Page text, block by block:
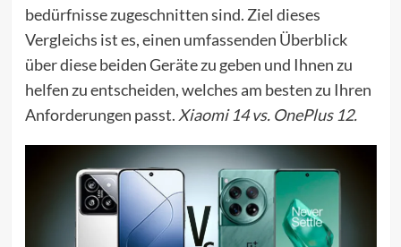
bedürfnisse zugeschnitten sind. Ziel dieses
Vergleichs ist es, einen umfassenden Überblick
über diese beiden Geräte zu geben und Ihnen zu
helfen zu entscheiden, welches am besten zu Ihren
Anforderungen passt. Xiaomi 14 vs. OnePlus 12.